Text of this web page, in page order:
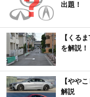
出題！
【くる
を解説！
【やや
解説